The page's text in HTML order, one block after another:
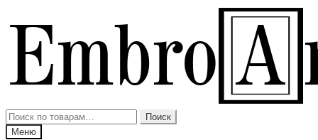
к
навигации
к
содержимому
Искать:
Поиск
Меню